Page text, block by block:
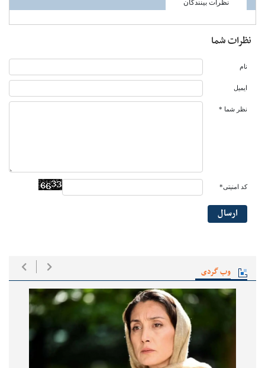
وب گردی
نظرات بینندگان
نظرات شما
نام
ایمیل
نظر شما *
کد امنیتی*
ارسال